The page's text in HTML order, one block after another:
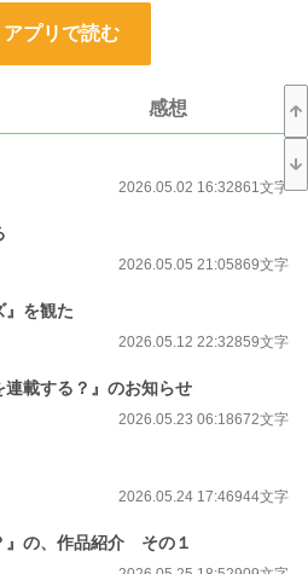
位)
アプリで読む
感想
2026.05.02 16:32861文字
2026.05.05 21:05869文字
』を観た
2026.05.12 22:32859文字
載する？』のお知らせ
2026.05.23 06:18672文字
2026.05.24 17:46944文字
』の、作品紹介 その１